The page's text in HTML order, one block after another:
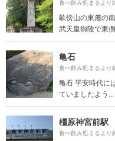
食べ飲み処まるより
畝傍山の東麓の
武天皇御陵で東
亀石
食べ飲み処まるより
亀石 平安時代に
ていましたよう...
橿原神宮前駅
食べ飲み処まるより